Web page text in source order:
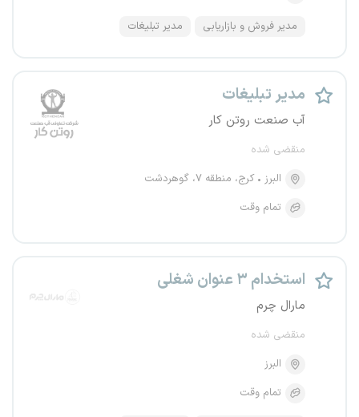
مدیر فروش و بازاریابی مدیر تبلیغات
مدیر تبلیغات
آب صنعت روتن کار
منقضی شده
البرز
کرج، منطقه ۷، گوهردشت
تمام وقت
استخدام ۳ عنوان شغلی
مارال چرم
منقضی شده
البرز
تمام وقت